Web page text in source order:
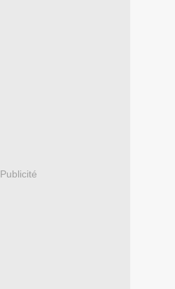
Publicité